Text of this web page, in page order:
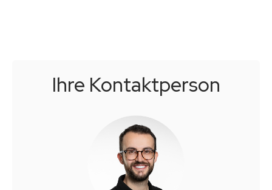
Ihre Kontakt­person